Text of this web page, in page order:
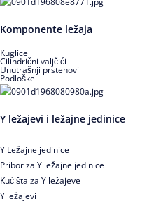
Buričasti ležajevi
Buričasti zaptiveni ležajevi
Buričasti aksijalni ležajevi
Komponente ležaja
Kuglice
Cilindrični valjčići
Unutrašnji prstenovi
Podloške
Y ležajevi i ležajne jedinice
Y Ležajne jedinice
Pribor za Y ležajne jedinice
Kućišta za Y ležajeve
Y ležajevi